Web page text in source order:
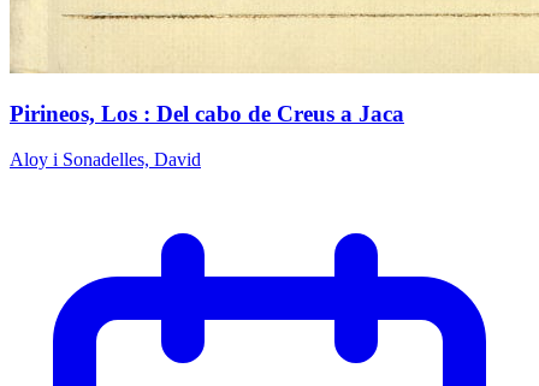
Pirineos, Los : Del cabo de Creus a Jaca
Aloy i Sonadelles, David